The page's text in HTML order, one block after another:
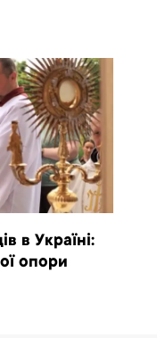
в Україні:
опори